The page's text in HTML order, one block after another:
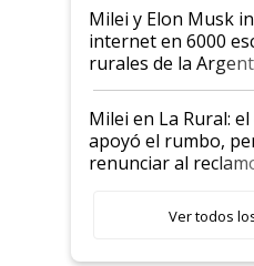
Milei y Elon Musk
internet en 6000
rurales de la
a un acuerdo con
Milei en La Rural:
apoyó el rumbo,
renunciar al
Ver todos